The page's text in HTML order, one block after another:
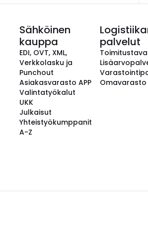
Sähköinen
kauppa
EDI, OVT, XML,
Verkkolasku ja
Punchout
Asiakasvarasto APP
Valintatyökalut
UKK
Julkaisut
Yhteistyökumppanit
A-Z
palvelut
Omavarasto